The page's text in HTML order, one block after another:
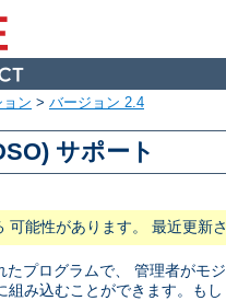
ョン > バージョン 2.4
サポート
能性があります。 最近更新
プログラムで、 管理者がモ
組み込むことができます。もし